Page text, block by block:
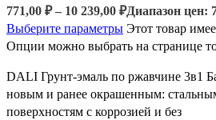
771,00 ₽ – 10 239,00 ₽Диапазон цен:
Выберите параметры Этот товар
Опции можно выбрать на странице
DALI Грунт-эмаль по ржавчине 3в1
новым и ранее окрашенным:
поверхностям с коррозией и без